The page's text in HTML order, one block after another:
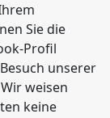
Sie die
Profil
unserer
weisen
keine